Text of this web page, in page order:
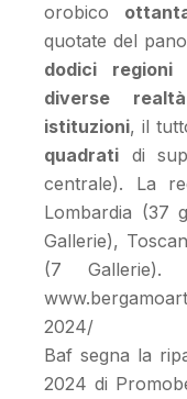
orobico
quotate del
dodici regioni
diverse
istituzioni, il
quadrati di
centrale). La
Lombardia (37
Gallerie),
(7 Gallerie).
2024/
Baf segna la
2024 di